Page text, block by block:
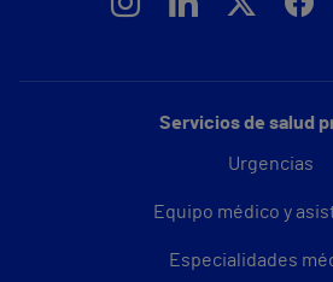
Servicios de salud
Urgencias
Equipo médico y
Especialidades